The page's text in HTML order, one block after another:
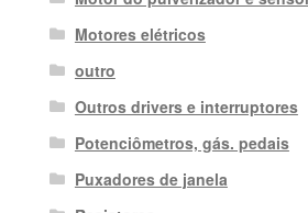
Motores elétricos
outro
Outros drivers e interruptores
Potenciômetros, gás. pedais
Puxadores de janela